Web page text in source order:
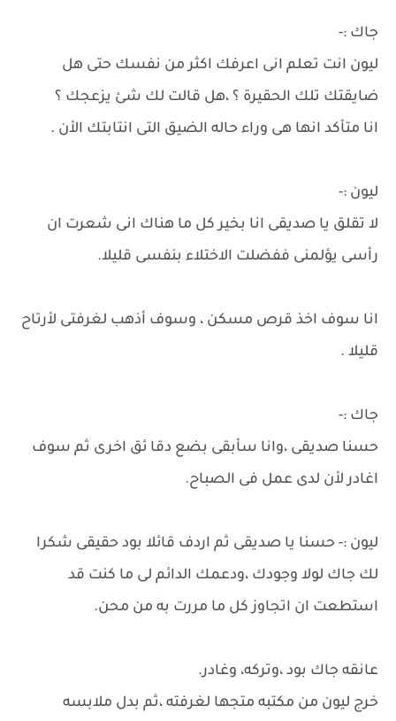
جاك :-
ليون انت تعلم انى اعرفك اكثر من نفسك حتى هل
ضايقتك تلك الحقيرة ؟ ،هل قالت لك شئ يزعجك ؟
انا متأكد انها هى وراء حاله الضيق التى انتابتك الأن .
ليون :-
لا تقلق يا صديقى انا بخير كل ما هناك انى شعرت ان
رأسى يؤلمنى ففضلت الاختلاء بنفسى قليلا.
انا سوف اخذ قرص مسكن ، وسوف أذهب لغرفتى لأرتاح
قليلا .
جاك :-
حسنا صديقى ،وانا سأبقى بضع دقا ئق اخرى ثم سوف
اغادر لأن لدى عمل فى الصباح.
ليون :- حسنا يا صديقى ثم اردف قائلا بود حقيقى شكرا
لك جاك لولا وجودك ،ودعمك الدائم لى ما كنت قد
استطعت ان اتجاوز كل ما مررت به من محن.
عانقه جاك بود ،وتركه، وغادر.
خرج ليون من مكتبه متجها لغرفته ،ثم بدل ملابسه